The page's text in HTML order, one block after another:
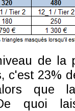
de la
c'est 23%
que
quoi